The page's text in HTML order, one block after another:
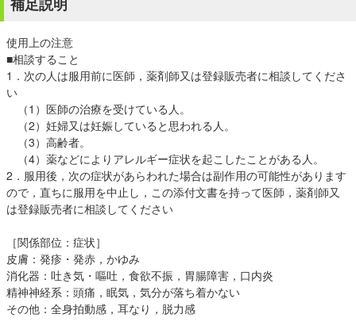
使用上の注意
■相談すること
1．次の人は服用前に医師，薬剤師又は登録販売者に相談してくださ
い
（1）医師の治療を受けている人。
（2）妊婦又は妊娠していると思われる人。
（3）高齢者。
（4）薬などによりアレルギー症状を起こしたことがある人。
2．服用後，次の症状があらわれた場合は副作用の可能性があります
ので，直ちに服用を中止し，この添付文書を持って医師，薬剤師又
は登録販売者に相談してください
［関係部位：症状］
皮膚：発疹・発赤，かゆみ
消化器：吐き気・嘔吐，食欲不振，胃腸障害，口内炎
精神神経系：頭痛，眠気，気分が落ち着かない
その他：全身拍動感，耳なり，脱力感